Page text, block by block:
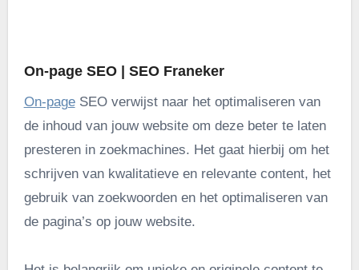
On-page SEO | SEO Franeker
On-pageSEO verwijst naar het optimaliseren van
de inhoud van jouw website om deze beter te laten
presteren in zoekmachines. Het gaat hierbij om het
schrijven van kwalitatieve en relevante content, het
gebruik van zoekwoorden en het optimaliseren van
de pagina’s op jouw website.